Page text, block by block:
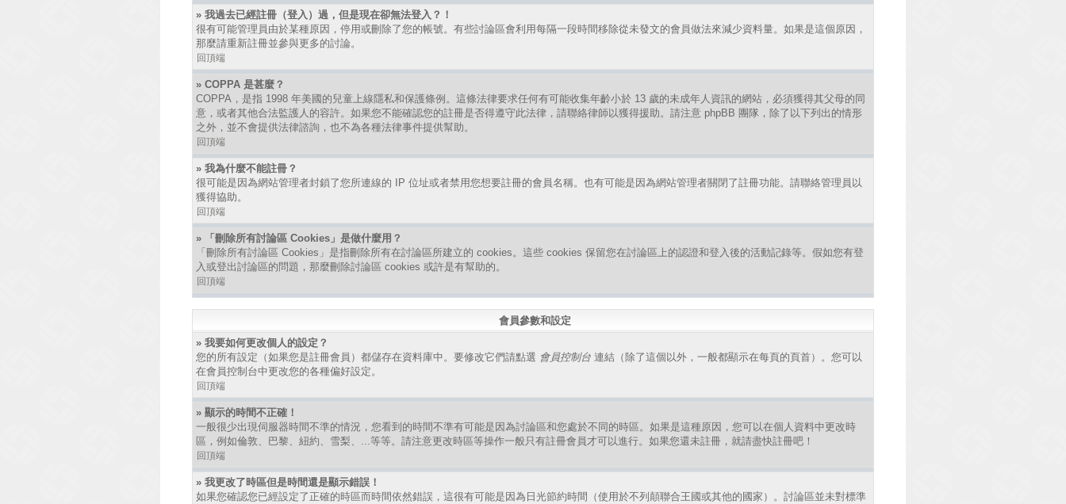
» 我過去已經註冊（登入）過，但是現在卻無法登入？！
很有可能管理員由於某種原因，停用或刪除了您的帳號。有些討論區會利用每隔一段時間移除從未發文的會員做法來減少資料量。如果是這個原因，
那麼請重新註冊並參與更多的討論。
回頂端
» COPPA 是甚麼？
COPPA，是指 1998 年美國的兒童上線隱私和保護條例。這條法律要求任何有可能收集年齡小於 13 歲的未成年人資訊的網站，必須獲得其父母的同
意，或者其他合法監護人的容許。如果您不能確認您的註冊是否得遵守此法律，請聯絡律師以獲得援助。請注意 phpBB 團隊，除了以下列出的情形
之外，並不會提供法律諮詢，也不為各種法律事件提供幫助。
回頂端
» 我為什麼不能註冊？
很可能是因為網站管理者封鎖了您所連線的 IP 位址或者禁用您想要註冊的會員名稱。也有可能是因為網站管理者關閉了註冊功能。請聯絡管理員以
獲得協助。
回頂端
» 「刪除所有討論區 Cookies」是做什麼用？
「刪除所有討論區 Cookies」是指刪除所有在討論區所建立的 cookies。這些 cookies 保留您在討論區上的認證和登入後的活動記錄等。假如您有登
入或登出討論區的問題，那麼刪除討論區 cookies 或許是有幫助的。
回頂端
會員參數和設定
» 我要如何更改個人的設定？
您的所有設定（如果您是註冊會員）都儲存在資料庫中。要修改它們請點選 會員控制台 連結（除了這個以外，一般都顯示在每頁的頁首）。您可以
在會員控制台中更改您的各種偏好設定。
回頂端
» 顯示的時間不正確！
一般很少出現伺服器時間不準的情況，您看到的時間不準有可能是因為討論區和您處於不同的時區。如果是這種原因，您可以在個人資料中更改時
區，例如倫敦、巴黎、紐約、雪梨、...等等。請注意更改時區等操作一般只有註冊會員才可以進行。如果您還未註冊，就請盡快註冊吧！
回頂端
» 我更改了時區但是時間還是顯示錯誤！
如果您確認您已經設定了正確的時區而時間依然錯誤，這很有可能是因為日光節約時間（使用於不列顛聯合王國或其他的國家）。討論區並未對標準